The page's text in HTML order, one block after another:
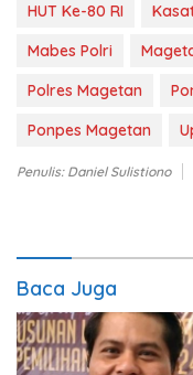
HUT Ke-80 RI
Mabes Polri
Polres Magetan
Ponpes Magetan
Penulis: Daniel Sulistiono
Baca Juga